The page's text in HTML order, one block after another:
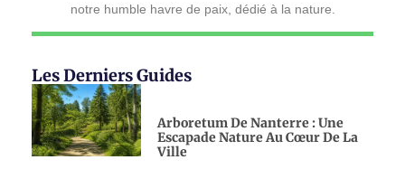
notre humble havre de paix, dédié à la nature.
Les Derniers Guides
Arboretum De Nanterre : Une
Escapade Nature Au Cœur De La
Ville